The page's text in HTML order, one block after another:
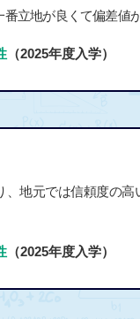
番立地が良くて偏差値
（2025年度入学）
、地元では信頼度の高
（2025年度入学）